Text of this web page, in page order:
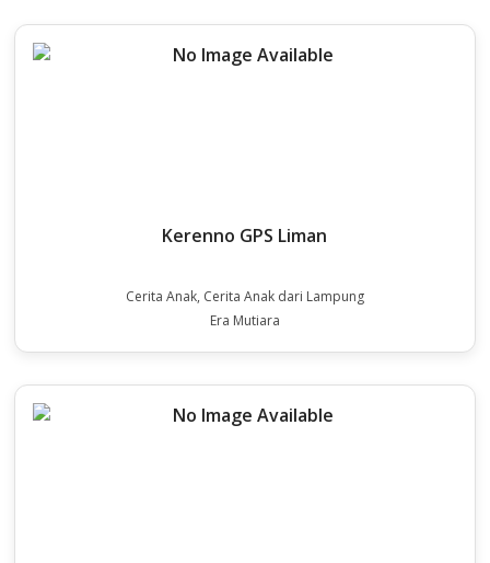
Kerenno GPS Liman
Cerita Anak, Cerita Anak dari Lampung
Era Mutiara